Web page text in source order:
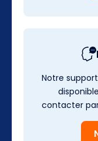
Notre
contacter